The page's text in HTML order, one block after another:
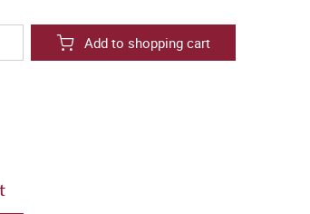
Add to shopping cart